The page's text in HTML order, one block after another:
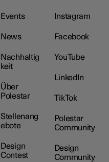
Events
News
Nachhaltig
keit
Über
Polestar
Stellenang
ebote
Design
Contest
Instagram
Facebook
YouTube
LinkedIn
TikTok
Polestar
Community
Design
Community